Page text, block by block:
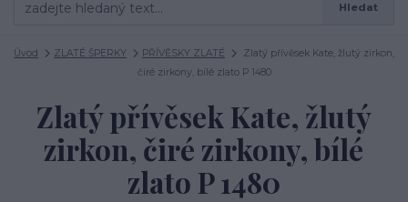
Hledat
Úvod ZLATÉ ŠPERKY PŘÍVĚSKY ZLATÉ
Zlatý přívěsek Kate, žlutý zirkon,
čiré zirkony, bílé zlato P 1480
Zlatý přívěsek Kate, žlutý
zirkon, čiré zirkony, bílé
zlato P 1480